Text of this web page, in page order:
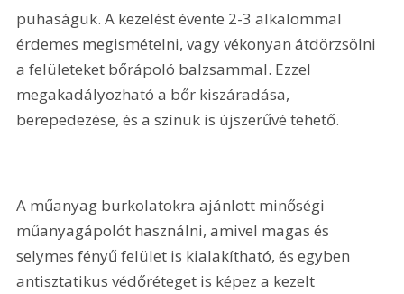
puhaságuk. A kezelést évente 2-3 alkalommal
érdemes megismételni, vagy vékonyan átdörzsölni
a felületeket bőrápoló balzsammal. Ezzel
megakadályozható a bőr kiszáradása,
berepedezése, és a színük is újszerűvé tehető.
A műanyag burkolatokra ajánlott minőségi
műanyagápolót használni, amivel magas és
selymes fényű felület is kialakítható, és egyben
antisztatikus védőréteget is képez a kezelt